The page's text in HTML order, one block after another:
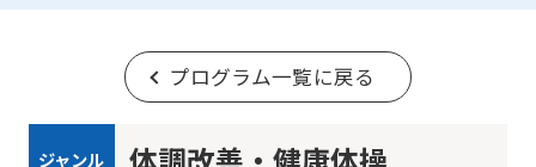
プログラム一覧に戻る
ジャンル